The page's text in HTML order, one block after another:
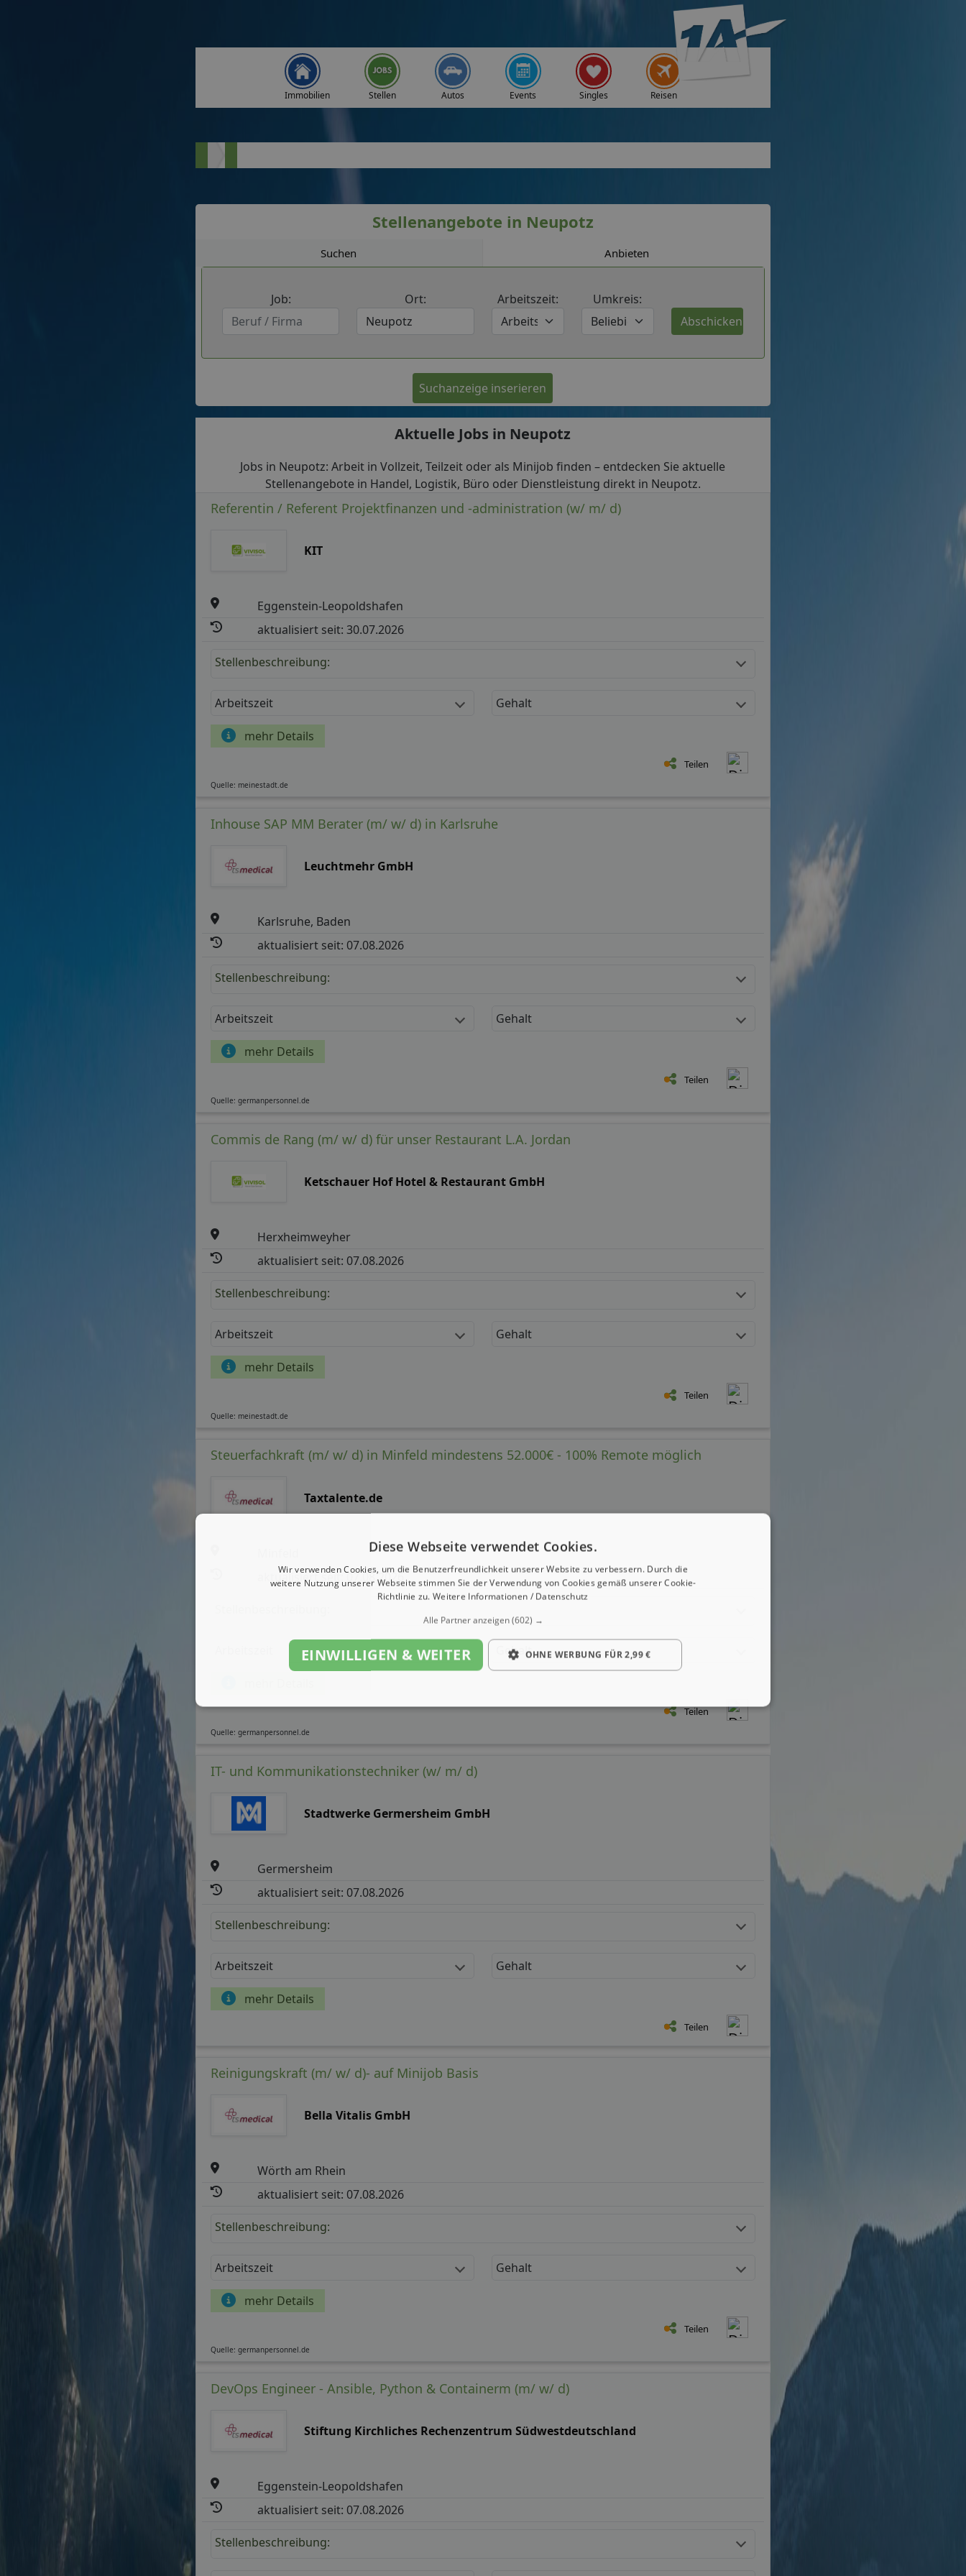
Immobilien Stellen Autos Events Singles Reisen
Stellenangebote in Neupotz
Suchen Anbieten
Job: Ort: Arbeitszeit: Umkreis:
Suchanzeige inserieren
Aktuelle Jobs in Neupotz
Jobs in Neupotz: Arbeit in Vollzeit, Teilzeit oder als Minijob finden – entdecken Sie aktuelle
Stellenangebote in Handel, Logistik, Büro oder Dienstleistung direkt in Neupotz.
Referentin / Referent Projektfinanzen und -administration (w/ m/ d)
KIT
Eggenstein-Leopoldshafen
aktualisiert seit: 30.07.2026
Stellenbeschreibung:
Arbeitszeit Gehalt
mehr Details
Teilen
Quelle: meinestadt.de
Inhouse SAP MM Berater (m/ w/ d) in Karlsruhe
Leuchtmehr GmbH
Karlsruhe, Baden
aktualisiert seit: 07.08.2026
Stellenbeschreibung:
Arbeitszeit Gehalt
mehr Details
Teilen
Quelle: germanpersonnel.de
Commis de Rang (m/ w/ d) für unser Restaurant L.A. Jordan
Ketschauer Hof Hotel & Restaurant GmbH
Herxheimweyher
aktualisiert seit: 07.08.2026
Stellenbeschreibung:
Arbeitszeit Gehalt
mehr Details
Teilen
Quelle: meinestadt.de
Steuerfachkraft (m/ w/ d) in Minfeld mindestens 52.000€ - 100% Remote möglich
Taxtalente.de
aktualisiert seit: 07.08.2026
Gehalt
Teilen
Quelle: germanpersonnel.de
IT- und Kommunikationstechniker (w/ m/ d)
Stadtwerke Germersheim GmbH
Germersheim
aktualisiert seit: 07.08.2026
Stellenbeschreibung:
Arbeitszeit Gehalt
mehr Details
Teilen
Reinigungskraft (m/ w/ d)- auf Minijob Basis
Bella Vitalis GmbH
Wörth am Rhein
aktualisiert seit: 07.08.2026
Stellenbeschreibung:
Arbeitszeit Gehalt
mehr Details
Teilen
Quelle: germanpersonnel.de
DevOps Engineer - Ansible, Python & Containerm (m/ w/ d)
Stiftung Kirchliches Rechenzentrum Südwestdeutschland
Eggenstein-Leopoldshafen
aktualisiert seit: 07.08.2026
Stellenbeschreibung:
Diese Webseite verwendet Cookies.
Wir verwenden Cookies, um die Benutzerfreundlichkeit unserer Website zu verbessern. Durch die
weitere Nutzung unserer Webseite stimmen Sie der Verwendung von Cookies gemäß unserer Cookie-
Richtlinie zu. Weitere Informationen / Datenschutz
Alle Partner anzeigen(602) →
EINWILLIGEN & WEITER OHNE WERBUNG FÜR 2,99 €